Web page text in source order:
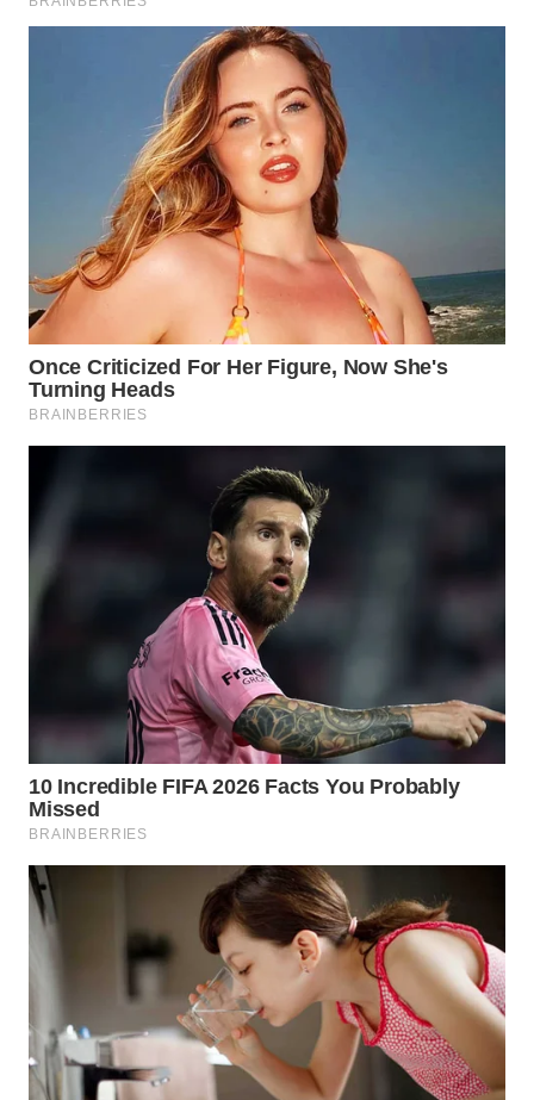
SAMOSIR
SUMEDANG
WN
CIANJUR
WN
KEPULAUAN
SERIBU
BINJAI
WN
INDRAMAYU
WN
MAJALENGKA
SUBANG